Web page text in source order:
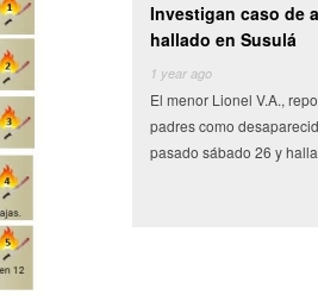
Investigan caso de adolescente
hallado en Susulá
El menor Lionel V.A., reportado por sus
padres como desaparecido la tarde del
pasado sábado 26 y hallado el martes 29,